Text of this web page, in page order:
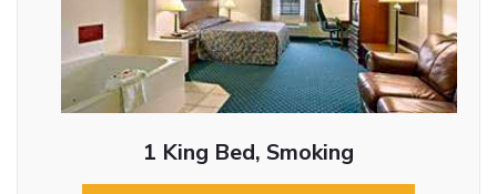
1 King Bed, Smoking